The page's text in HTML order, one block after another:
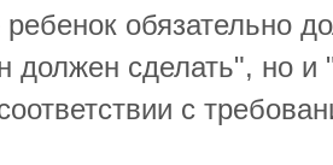
обязательно
должен сделать", но и
с